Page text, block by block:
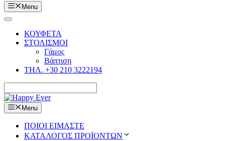
Menu
ΚΟΥΦΕΤΑ
ΣΤΟΛΙΣΜΟΙ
Γάμος
Βάπτιση
ΤΗΛ. +30 210 3222194
Menu
ΠΟΙΟΙ ΕΙΜΑΣΤΕ
ΚΑΤΑΛΟΓΟΣ ΠΡΟΪΟΝΤΩΝ